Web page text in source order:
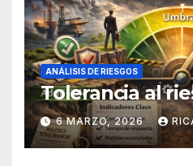
ANÁLISIS DE RIESGOS
Tolerancia al
6 MARZO, 2026